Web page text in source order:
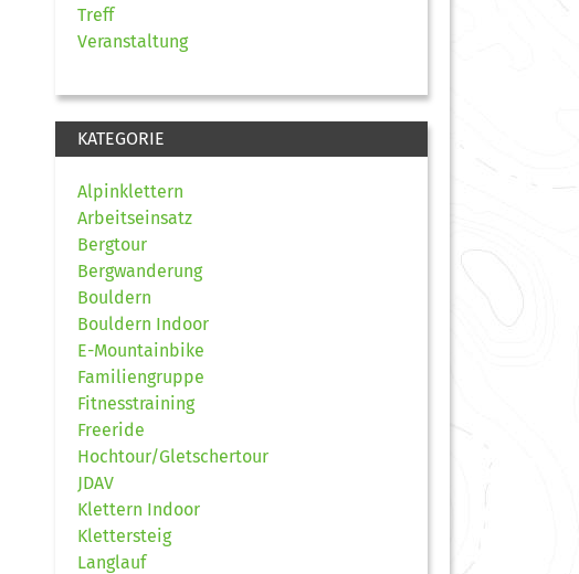
Treff
Veranstaltung
KATEGORIE
Alpinklettern
Arbeitseinsatz
Bergtour
Bergwanderung
Bouldern
Bouldern Indoor
E-Mountainbike
Familiengruppe
Fitnesstraining
Freeride
Hochtour/Gletschertour
JDAV
Klettern Indoor
Klettersteig
Langlauf